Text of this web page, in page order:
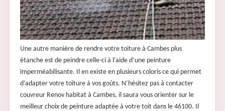
Une autre manière de rendre votre toiture à Cambes plus
étanche est de peindre celle-ci à l’aide d’une peinture
imperméabilisante. Il en existe en plusieurs coloris ce qui permet
d’adapter votre toiture à vos goûts. N’hésitez pas à contacter
couvreur Renov habitat à Cambes, il saura vous orienter sur le
meilleur choix de peinture adaptée à votre toit dans le 46100. Il